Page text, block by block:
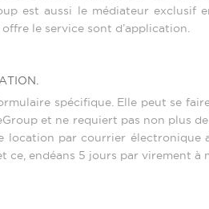
est aussi le médiateur
le service sont d’application.
spécifique. Elle peut se
et ne requiert pas non plus
location par courrier
ce, endéans 5 jours par virement